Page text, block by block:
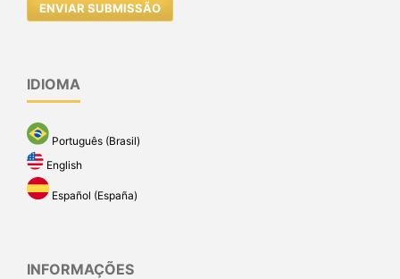
ENVIAR SUBMISSÃO
IDIOMA
Português (Brasil)
English
Español (España)
INFORMAÇÕES